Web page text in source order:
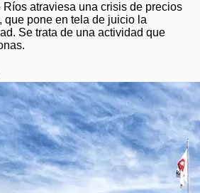
Ríos atraviesa una crisis de precios
que pone en tela de juicio la
Se trata de una actividad que